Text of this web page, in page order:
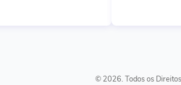
© 2026. Todos os